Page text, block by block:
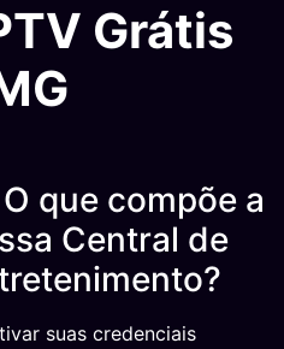
Grátis
O que compõe a
Central de
suas credenciais